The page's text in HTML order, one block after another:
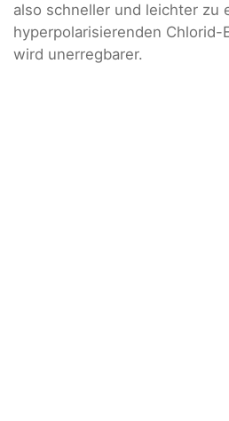
also schneller und leichter zu
hyperpolarisierenden Chlorid-
wird unerregbarer.